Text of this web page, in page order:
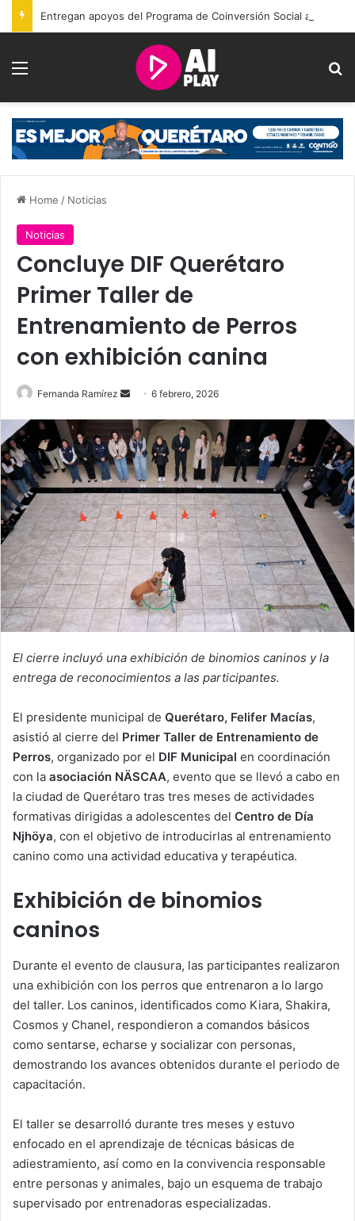
Menu
Home / Noticias
Noticias
Concluye DIF Querétaro
Primer Taller de
Entrenamiento de Perros
con exhibición canina
Fernanda Ramírez
Send
email
6 febrero, 2026
El cierre incluyó una exhibición de binomios caninos y la
entrega de reconocimientos a las participantes.
El presidente municipal de Querétaro, Felifer Macías,
asistió al cierre del Primer Taller de Entrenamiento de
Perros, organizado por el DIF Municipal en coordinación
con la asociación NÄSCAA, evento que se llevó a cabo en
la ciudad de Querétaro tras tres meses de actividades
formativas dirigidas a adolescentes del Centro de Día
Njhöya, con el objetivo de introducirlas al entrenamiento
canino como una actividad educativa y terapéutica.
Exhibición de binomios
caninos
Durante el evento de clausura, las participantes realizaron
una exhibición con los perros que entrenaron a lo largo
del taller. Los caninos, identificados como Kiara, Shakira,
Cosmos y Chanel, respondieron a comandos básicos
como sentarse, echarse y socializar con personas,
demostrando los avances obtenidos durante el periodo de
capacitación.
El taller se desarrolló durante tres meses y estuvo
enfocado en el aprendizaje de técnicas básicas de
adiestramiento, así como en la convivencia responsable
entre personas y animales, bajo un esquema de trabajo
supervisado por entrenadoras especializadas.